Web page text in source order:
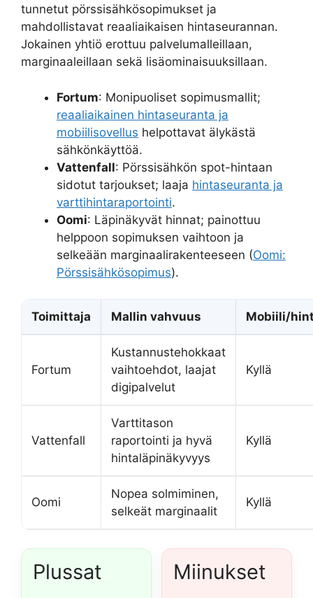
tunnetut pörssisähkösopimukset ja
mahdollistavat reaaliaikaisen hintaseurannan.
Jokainen yhtiö erottuu palvelumalleillaan,
marginaaleillaan sekä lisäominaisuuksillaan.
Fortum: Monipuoliset sopimusmallit;
reaaliaikainen hintaseuranta ja
mobiilisovellus helpottavat älykästä
sähkönkäyttöä.
Vattenfall: Pörssisähkön spot-hintaan
sidotut tarjoukset; laaja hintaseuranta ja
varttihintaraportointi.
Oomi: Läpinäkyvät hinnat; painottuu
helppoon sopimuksen vaihtoon ja
selkeään marginaalirakenteeseen (Oomi:
Pörssisähkösopimus).
Toimittaja Mallin vahvuus Mobiili/
Fortum
Kustannustehokkaat
vaihtoehdot, laajat
digipalvelut
Kyllä
Vattenfall
Varttitason
raportointi ja hyvä
hintaläpinäkyvyys
Kyllä
Oomi
Nopea solmiminen,
selkeät marginaalit
Kyllä
Plussat Miinukset